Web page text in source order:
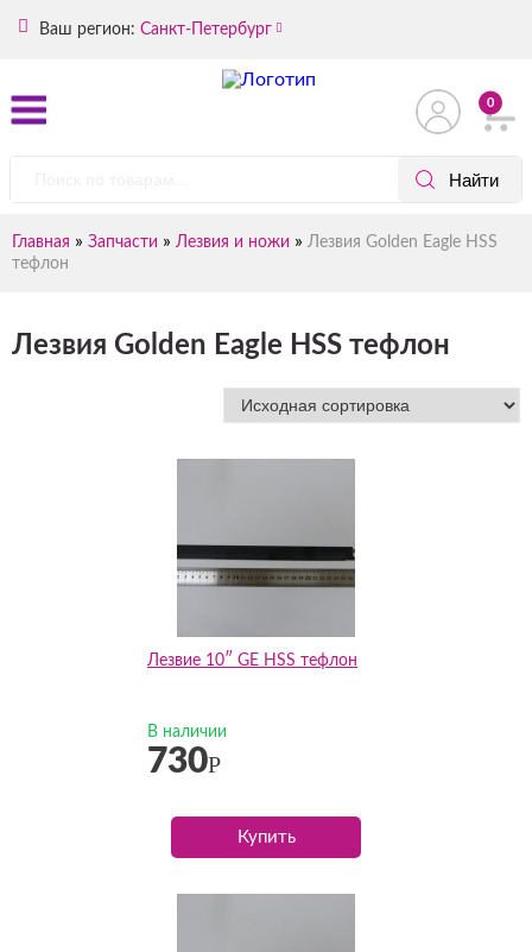
Ваш регион: Санкт-Петербург
0
Главная » Запчасти » Лезвия и ножи » Лезвия Golden Eagle HSS
тефлон
Лезвия Golden Eagle HSS тефлон
Лезвие 10″ GE HSS тефлон
В наличии
730Р
Купить